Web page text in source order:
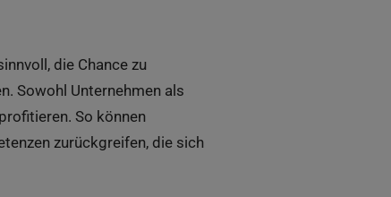
die Chance zu
Sowohl Unternehmen als
So können
zurückgreifen, die sich